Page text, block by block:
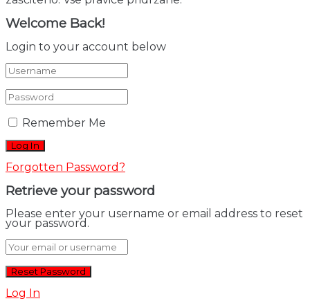
Welcome Back!
Login to your account below
Remember Me
Forgotten Password?
Retrieve your password
Please enter your username or email address to reset
your password.
Log In